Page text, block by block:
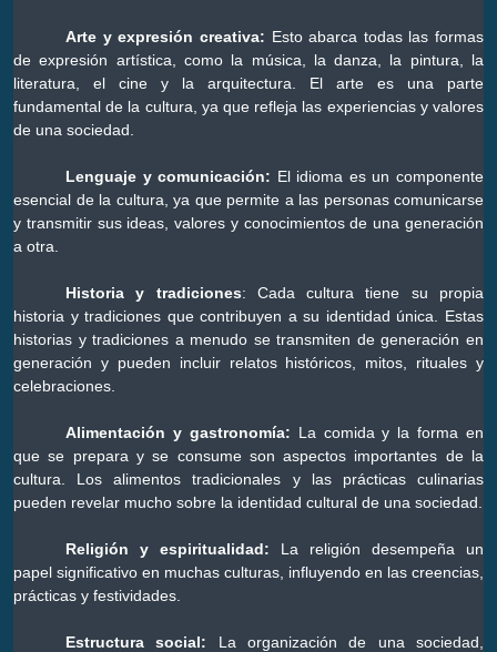
Arte y expresión creativa: Esto abarca todas las formas
de expresión artística, como la música, la danza, la pintura, la
literatura, el cine y la arquitectura. El arte es una parte
fundamental de la cultura, ya que refleja las experiencias y valores
de una sociedad.
Lenguaje y comunicación: El idioma es un componente
esencial de la cultura, ya que permite a las personas comunicarse
y transmitir sus ideas, valores y conocimientos de una generación
a otra.
Historia y tradiciones: Cada cultura tiene su propia
historia y tradiciones que contribuyen a su identidad única. Estas
historias y tradiciones a menudo se transmiten de generación en
generación y pueden incluir relatos históricos, mitos, rituales y
celebraciones.
Alimentación y gastronomía: La comida y la forma en
que se prepara y se consume son aspectos importantes de la
cultura. Los alimentos tradicionales y las prácticas culinarias
pueden revelar mucho sobre la identidad cultural de una sociedad.
Religión y espiritualidad: La religión desempeña un
papel significativo en muchas culturas, influyendo en las creencias,
prácticas y festividades.
Estructura social: La organización de una sociedad,